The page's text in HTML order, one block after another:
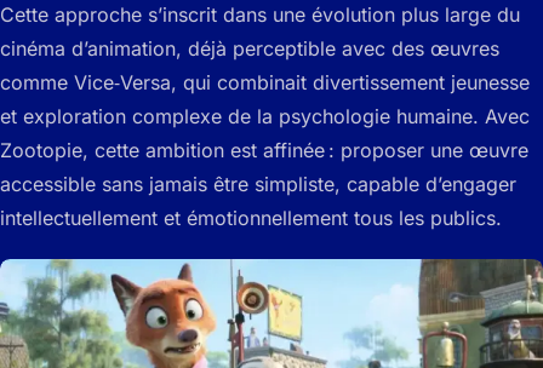
Cette approche s’inscrit dans une évolution plus large du
cinéma d’animation, déjà perceptible avec des œuvres
comme Vice‑Versa, qui combinait divertissement jeunesse
et exploration complexe de la psychologie humaine. Avec
Zootopie, cette ambition est affinée : proposer une œuvre
accessible sans jamais être simpliste, capable d’engager
intellectuellement et émotionnellement tous les publics.